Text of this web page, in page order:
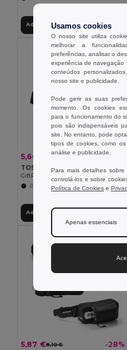
Adicionar ao Carrinho
5,66 € -15%
TOSHI Saco de cintura 300D RPET
GiftRetail MO2204
Adicionar ao Carrinho
5,87 €8,10 € -28%
Usamos cookies
O nosso site utiliza
melhorar a
preferências, analisar o
experiência de navegação
conteúdos
nosso site e publicidade.
Pode gerir as suas
momento. Os cookies
para o funcionamento do
pois são indispensáveis
site. No entanto, pode
tipos de cookies, como os
análise e publicidade.
Para mais detalhes sobre
controlá-los e sobre
Política de Cookies e
Apenas essenciais